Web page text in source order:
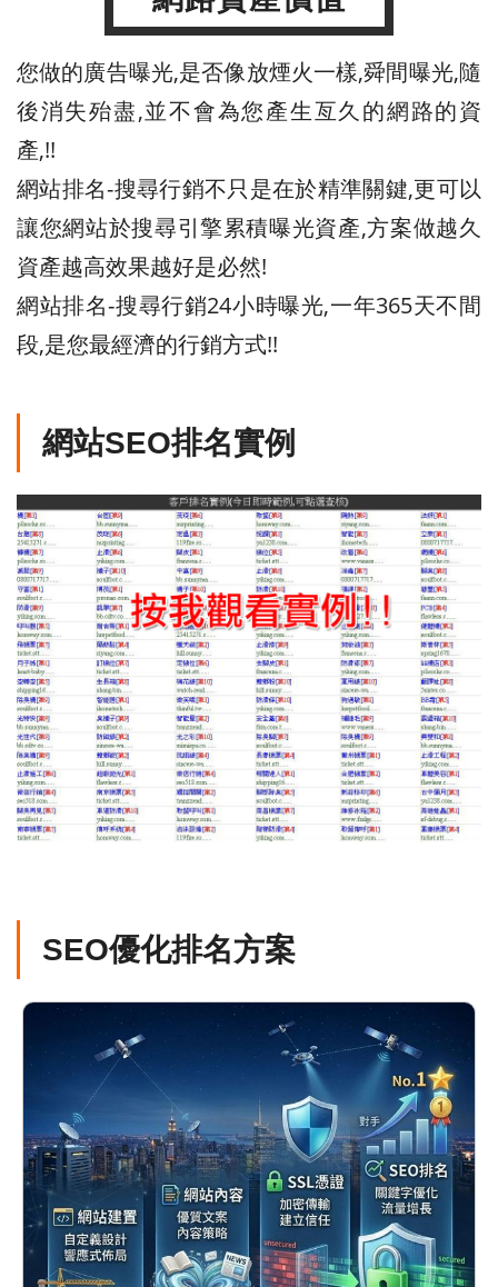
您做的廣告曝光,是否像放煙火一樣,舜間曝光,隨
後消失殆盡,並不會為您產生亙久的網路的資
產,!!
網站排名-搜尋行銷不只是在於精準關鍵,更可以
讓您網站於搜尋引擎累積曝光資產,方案做越久
資產越高效果越好是必然!
網站排名-搜尋行銷24小時曝光,一年365天不間
段,是您最經濟的行銷方式!!
網站SEO排名實例
SEO優化排名方案